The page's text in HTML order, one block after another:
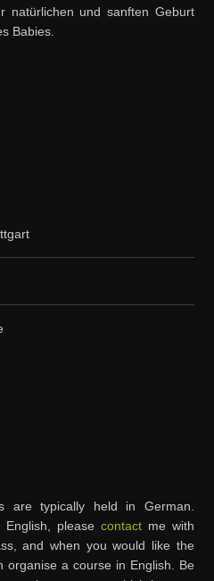
natürlichen und sanften Geburt
Babies.
are typically held in German.
please contactme with
and when you would like the
organise a course in English. Be